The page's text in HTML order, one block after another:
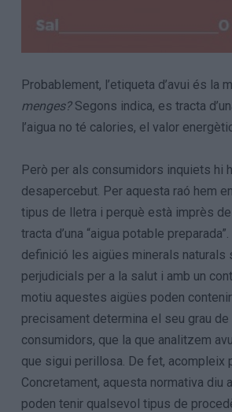
Probablement, l’etiqueta d’avui és
menges? Segons indica, es tracta
l’aigua no té calories, el valor
Però per als consumidors inquiets hi
desapercebut. Per aquesta raó hem
tipus de lletra i perquè està imprès
tracta d’una “aigua potable
definició les aigües minerals
perjudicials per a la salut i amb un
motiu aquestes aigües poden
precisament determina el seu grau
consumidors, que la que analitzem
que sigui perillosa. De fet, acompleix
Concretament, aquesta normativa
poden tenir qualsevol tipus de